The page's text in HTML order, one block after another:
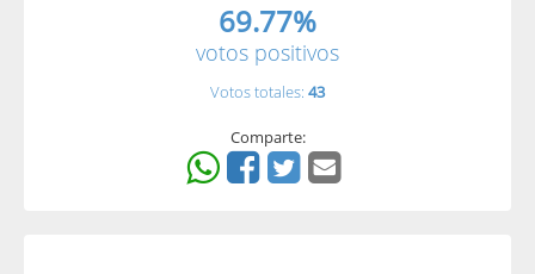
69.77%
votos positivos
Votos totales: 43
Comparte: